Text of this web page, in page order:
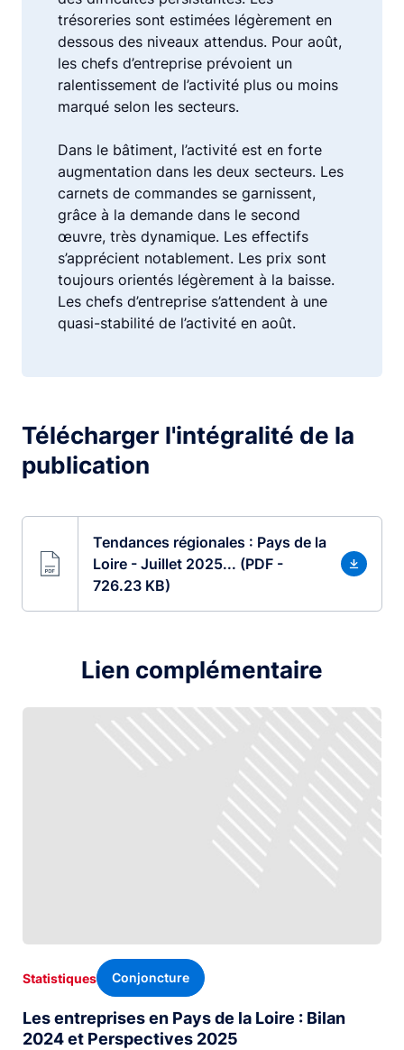
trésoreries sont estimées légèrement en
dessous des niveaux attendus. Pour août,
les chefs d’entreprise prévoient un
ralentissement de l’activité plus ou moins
marqué selon les secteurs.
Dans le bâtiment, l’activité est en forte
augmentation dans les deux secteurs. Les
carnets de commandes se garnissent,
grâce à la demande dans le second
œuvre, très dynamique. Les effectifs
s’apprécient notablement. Les prix sont
toujours orientés légèrement à la baisse.
Les chefs d’entreprise s’attendent à une
quasi-stabilité de l’activité en août.
Télécharger l'intégralité de la
publication
Tendances régionales : Pays de la
Loire - Juillet 2025... (PDF -
726.23 KB)
Lien complémentaire
Les entreprises en Pays de la Loire : Bilan
2024 et Perspectives 2025
Statistiques Conjoncture